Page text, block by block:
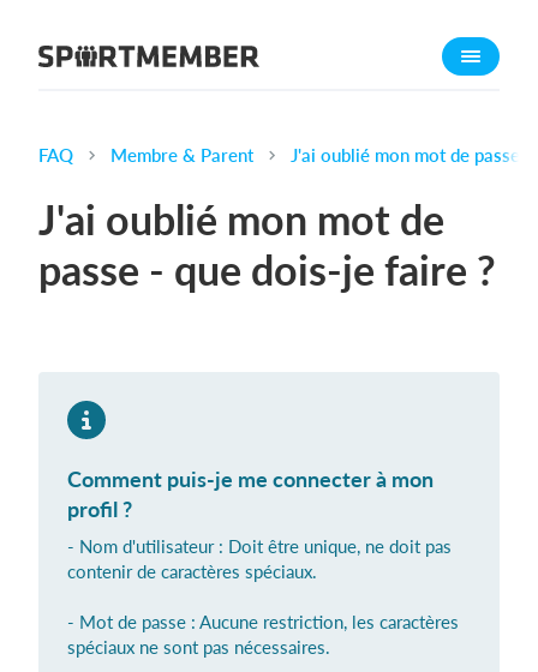
À propos de SportMember
Fonctionnalités
Calendrier sportif
Combien ça coûte ?
Se connecter
FAQ Membre & Parent J'ai oublié mon mot de passe
J'ai oublié mon mot de
passe - que dois-je faire ?
Comment puis-je me connecter à mon
profil ?
- Nom d'utilisateur : Doit être unique, ne doit pas
contenir de caractères spéciaux.
- Mot de passe : Aucune restriction, les caractères
spéciaux ne sont pas nécessaires.